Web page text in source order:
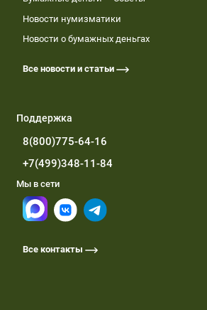
Новости нумизматики
Новости о бумажных деньгах
Все новости и статьи
Поддержка
8(800)775-64-16
+7(499)348-11-84
Мы в сети
Все контакты